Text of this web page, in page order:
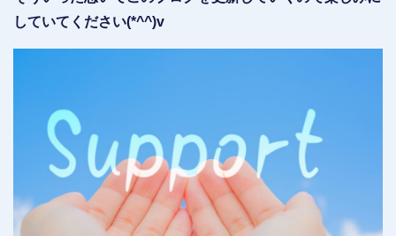
していてください(*^^)v